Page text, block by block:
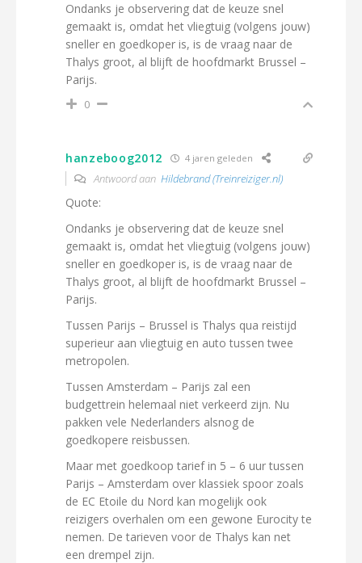
Ondanks je observering dat de keuze snel
gemaakt is, omdat het vliegtuig (volgens jouw)
sneller en goedkoper is, is de vraag naar de
Thalys groot, al blijft de hoofdmarkt Brussel –
Parijs.
0
hanzeboog2012 4 jaren geleden
Antwoord aan Hildebrand (Treinreiziger.nl)
Quote:
Ondanks je observering dat de keuze snel
gemaakt is, omdat het vliegtuig (volgens jouw)
sneller en goedkoper is, is de vraag naar de
Thalys groot, al blijft de hoofdmarkt Brussel –
Parijs.
Tussen Parijs – Brussel is Thalys qua reistijd
superieur aan vliegtuig en auto tussen twee
metropolen.
Tussen Amsterdam – Parijs zal een
budgettrein helemaal niet verkeerd zijn. Nu
pakken vele Nederlanders alsnog de
goedkopere reisbussen.
Maar met goedkoop tarief in 5 – 6 uur tussen
Parijs – Amsterdam over klassiek spoor zoals
de EC Etoile du Nord kan mogelijk ook
reizigers overhalen om een gewone Eurocity te
nemen. De tarieven voor de Thalys kan net
een drempel zijn.